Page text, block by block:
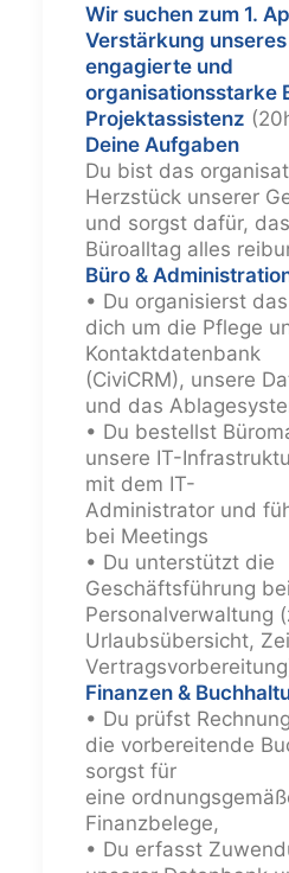
Wir suchen zum 1.
Verstärkung
engagierte und
organisationsstarke
Projektassistenz
Deine Aufgaben
Du bist das
Herzstück unserer
und sorgst dafür,
Büroalltag alles
Büro &
• Du organisierst
dich um die Pflege
Kontaktdatenbank
(CiviCRM), unsere
und das
• Du bestellst
unsere IT-
mit dem IT-
Administrator und
bei Meetings
• Du unterstützt die
Geschäftsführung
Personalverwaltung
Urlaubsübersicht,
Finanzen &
• Du prüfst
die vorbereitende
sorgst für
eine
Finanzbelege,
• Du erfasst